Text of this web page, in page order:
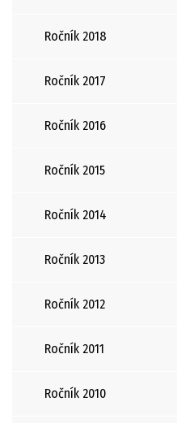
Ročník 2018
Ročník 2017
Ročník 2016
Ročník 2015
Ročník 2014
Ročník 2013
Ročník 2012
Ročník 2011
Ročník 2010